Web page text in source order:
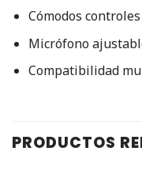
Cómodos
Micrófono
Compatibilidad
PRODUCTOS